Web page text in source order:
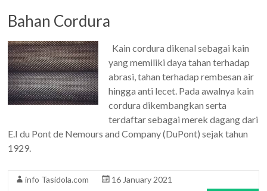
Bahan Cordura
Kain cordura dikenal sebagai kain
yang memiliki daya tahan terhadap
abrasi, tahan terhadap rembesan air
hingga anti lecet. Pada awalnya kain
cordura dikembangkan serta
terdaftar sebagai merek dagang dari
E.I du Pont de Nemours and Company (DuPont) sejak tahun
1929.
info Tasidola.com
16 January 2021